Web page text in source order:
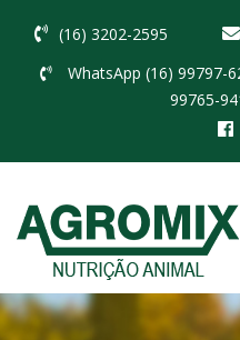
(16) 3202-2595
WhatsApp (16) 99797-
99765-